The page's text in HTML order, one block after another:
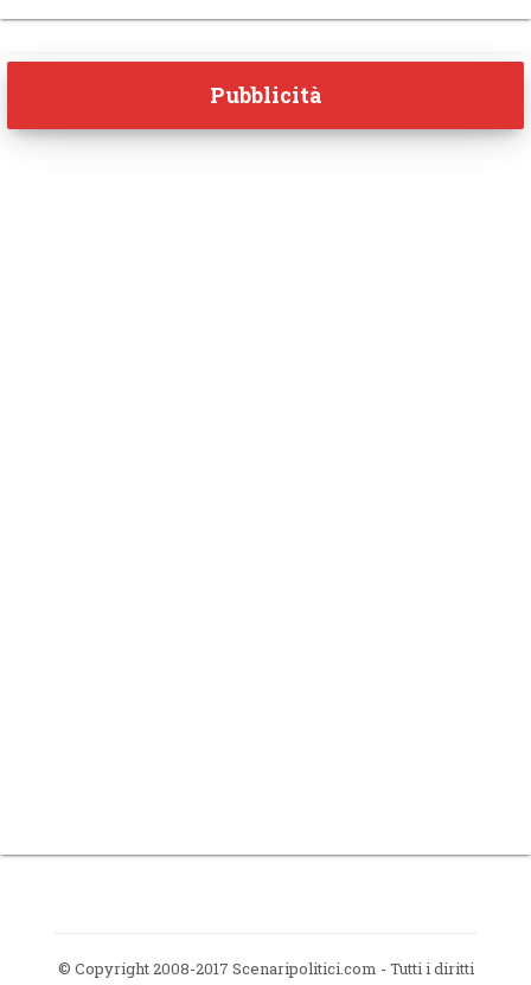
Pubblicità
© Copyright 2008-2017 Scenaripolitici.com - Tutti i diritti